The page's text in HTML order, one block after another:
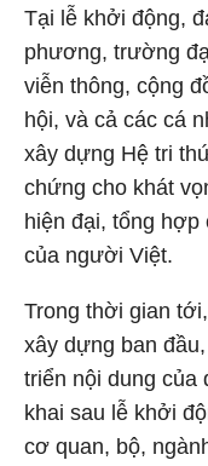
Tại lễ khởi động,
phương, trường
viễn thông, cộng
hội, và cả các cá
xây dựng Hệ tri
chứng cho khát
hiện đại, tổng
của người Việt.
Trong thời gian
xây dựng ban
triển nội dung
khai sau lễ khởi
cơ quan, bộ,